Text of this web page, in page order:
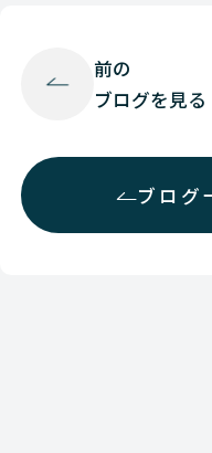
前の
ブログを見る
ブログ